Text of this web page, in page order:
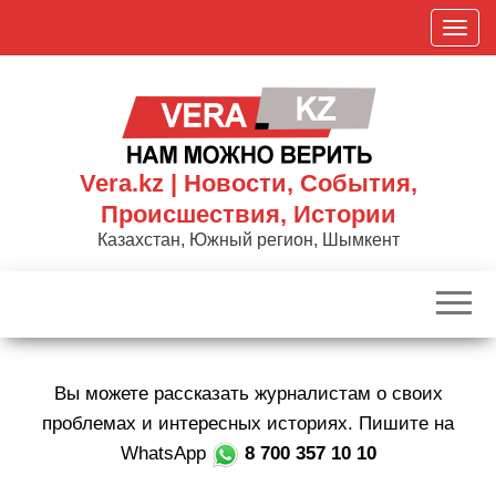
П
о
к
р
Vera.kz | Новости, События,
Происшествия, Истории
Казахстан, Южный регион, Шымкент
Вы можете рассказать журналистам о своих
проблемах и интересных историях. Пишите на
WhatsApp
8 700 357 10 10